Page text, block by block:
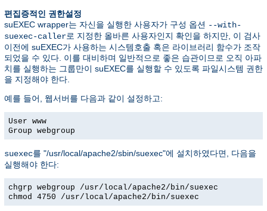
편집증적인 권한설정
suEXEC wrapper는 자신을 실행한 사용자가 구성 옵션 --with-
suexec-caller로 지정한 올바른 사용자인지 확인을 하지만, 이 검사
이전에 suEXEC가 사용하는 시스템호출 혹은 라이브러리 함수가 조작
되었을 수 있다. 이를 대비하며 일반적으로 좋은 습관이므로 오직 아파
치를 실행하는 그룹만이 suEXEC를 실행할 수 있도록 파일시스템 권한
을 지정해야 한다.
예를 들어, 웹서버를 다음과 같이 설정하고:
User www
Group webgroup
suexec를 "/usr/local/apache2/sbin/suexec"에 설치하였다면, 다음을
실행해야 한다:
chgrp webgroup /usr/local/apache2/bin/suexec
chmod 4750 /usr/local/apache2/bin/suexec